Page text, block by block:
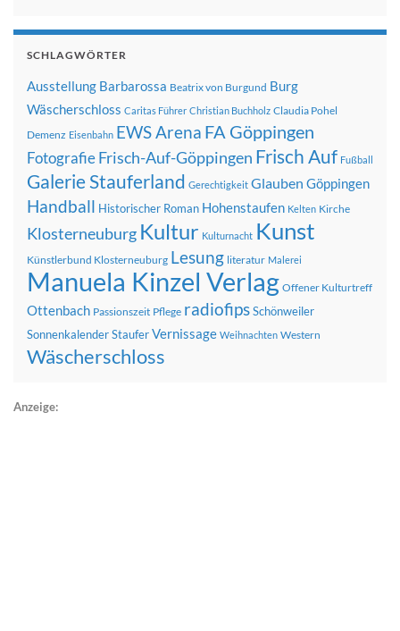
SCHLAGWÖRTER
Ausstellung Barbarossa Beatrix von Burgund Burg
Wäscherschloss Caritas Führer Christian Buchholz Claudia Pohel
Demenz Eisenbahn EWS Arena FA Göppingen
FotografieFrisch-Auf-Göppingen Frisch Auf Fußball
Galerie Stauferland Gerechtigkeit Glauben Göppingen
Handball Historischer Roman Hohenstaufen Kelten Kirche
Klosterneuburg Kultur Kulturnacht Kunst
Künstlerbund Klosterneuburg Lesung literatur Malerei
Manuela Kinzel Verlag Offener Kulturtreff
Ottenbach Passionszeit Pflege radiofipsSchönweiler
SonnenkalenderStauferVernissage Weihnachten Western
Wäscherschloss
Anzeige: